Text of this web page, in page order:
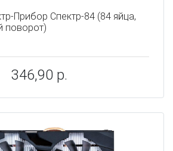
Прибор Спектр-84 (84 яйца,
поворот)
346,90 р.